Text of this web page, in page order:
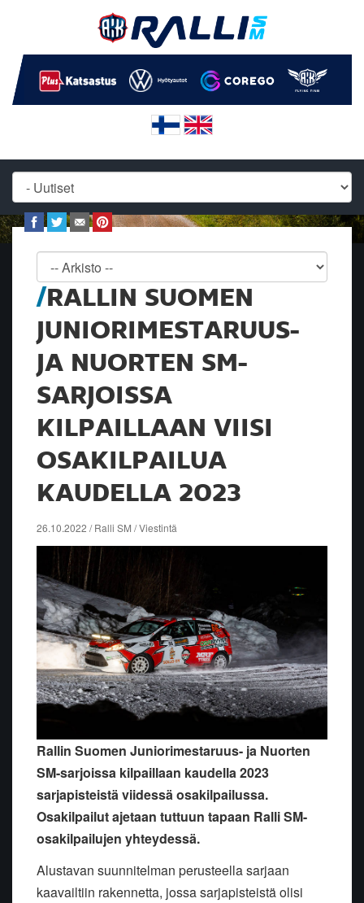
RALLIN SUOMEN
JUNIORIMESTARUUS-
JA NUORTEN SM-
SARJOISSA
KILPAILLAAN VIISI
OSAKILPAILUA
KAUDELLA 2023
26.10.2022 / Ralli SM / Viestintä
Rallin Suomen Juniorimestaruus- ja Nuorten
SM-sarjoissa kilpaillaan kaudella 2023
sarjapisteistä viidessä osakilpailussa.
Osakilpailut ajetaan tuttuun tapaan Ralli SM-
osakilpailujen yhteydessä.
Alustavan suunnitelman perusteella sarjaan
kaavailtiin rakennetta, jossa sarjapisteistä olisi